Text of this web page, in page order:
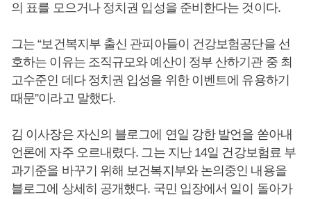
의 표를 모으거나 정치권 입성을 준비한다는 것이다.
그는 “보건복지부 출신 관피아들이 건강보험공단을 선
호하는 이유는 조직규모와 예산이 정부 산하기관 중 최
고수준인 데다 정치권 입성을 위한 이벤트에 유용하기
때문”이라고 말했다.
김 이사장은 자신의 블로그에 연일 강한 발언을 쏟아내
언론에 자주 오르내렸다. 그는 지난 14일 건강보험료 부
과기준을 바꾸기 위해 보건복지부와 논의중인 내용을
블로그에 상세히 공개했다. 국민 입장에서 일이 돌아가